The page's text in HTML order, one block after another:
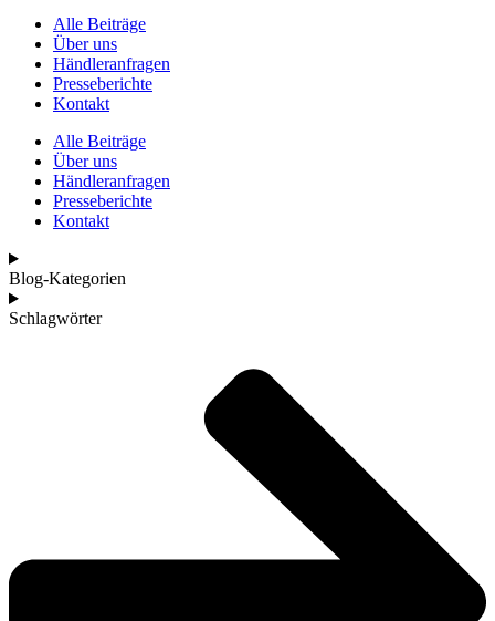
Alle Beiträge
Über uns
Händleranfragen
Presseberichte
Kontakt
Alle Beiträge
Über uns
Händleranfragen
Presseberichte
Kontakt
Blog-Kategorien
Schlagwörter